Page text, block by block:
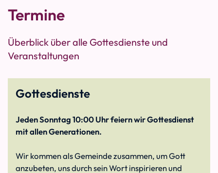
Termine
Überblick über alle Gottesdienste und
Veranstaltungen
Gottesdienste
Jeden Sonntag 10:00 Uhr feiern wir Gottesdienst
mit allen Generationen.
Wir kommen als Gemeinde zusammen, um Gott
anzubeten, uns durch sein Wort inspirieren und